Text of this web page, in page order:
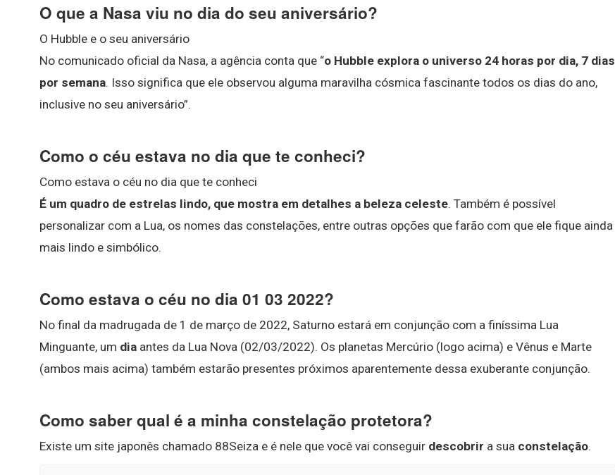
O que a Nasa viu no dia do seu aniversário?
O Hubble e o seu aniversário
No comunicado oficial da Nasa, a agência conta que “o Hubble explora o universo 24 horas por dia, 7 dias
por semana. Isso significa que ele observou alguma maravilha cósmica fascinante todos os dias do ano,
inclusive no seu aniversário”.
Como o céu estava no dia que te conheci?
Como estava o céu no dia que te conheci
É um quadro de estrelas lindo, que mostra em detalhes a beleza celeste. Também é possível
personalizar com a Lua, os nomes das constelações, entre outras opções que farão com que ele fique ainda
mais lindo e simbólico.
Como estava o céu no dia 01 03 2022?
No final da madrugada de 1 de março de 2022, Saturno estará em conjunção com a finíssima Lua
Minguante, um dia antes da Lua Nova (02/03/2022). Os planetas Mercúrio (logo acima) e Vênus e Marte
(ambos mais acima) também estarão presentes próximos aparentemente dessa exuberante conjunção.
Como saber qual é a minha constelação protetora?
Existe um site japonês chamado 88Seiza e é nele que você vai conseguir descobrir a sua constelação.